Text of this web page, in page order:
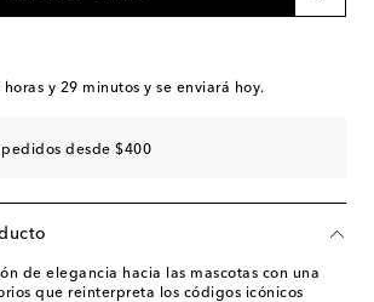
horas y 29 minutos y se enviará hoy.
pedidos desde $400
de elegancia hacia las mascotas con una
que reinterpreta los códigos icónicos